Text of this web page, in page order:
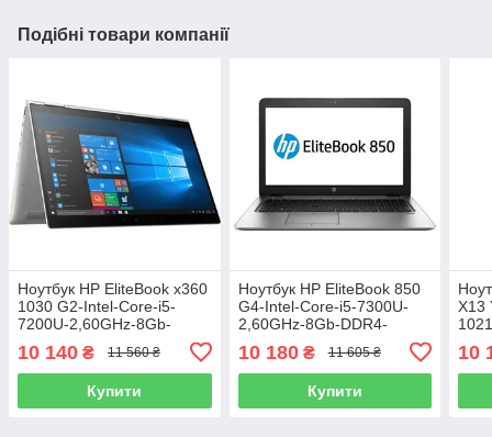
Подібні товари компанії
Ноутбук HP EliteBook x360
1030 G2-Intel-Core-i5-
7200U-2,60GHz-8Gb-
DDR4-256Gb-SSD-W13.3-
IPS-FHD-Web-(B)- Б/В
10 140 ₴ 11 560 ₴
Купити
Ноутбук HP EliteBook 850
G4-Intel-Core-i5-7300U-
2,60GHz-8Gb-DDR4-
256Gb-SSD-W15,6-FHD-
IPS-Web-(B)- Б/В
10 180₴ 11 605 ₴
Купити
X13
Б/В
10